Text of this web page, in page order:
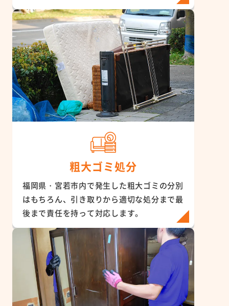
粗大ゴミ処分
福岡県・宮若市内で発生した粗大ゴミの分別
はもちろん、引き取りから適切な処分まで最
後まで責任を持って対応します。